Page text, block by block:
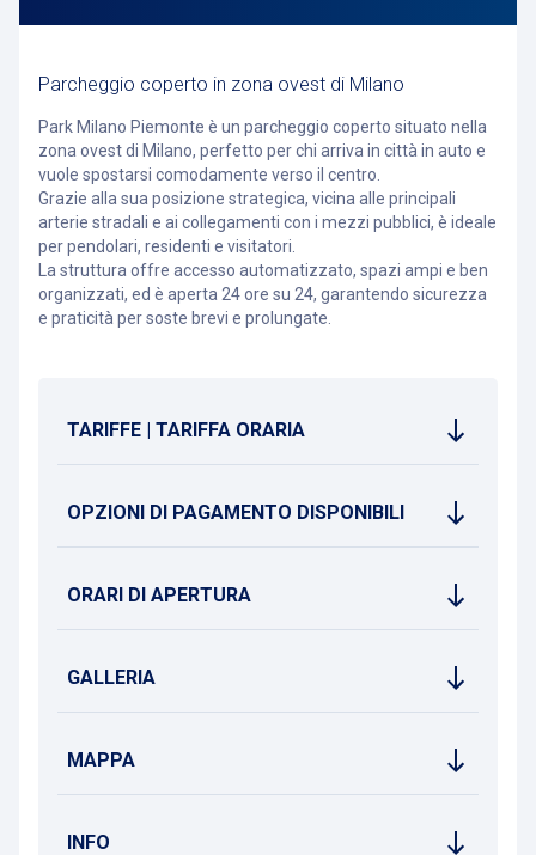
Parcheggio coperto in zona ovest di Milano
Park Milano Piemonte è un parcheggio coperto situato nella
zona ovest di Milano, perfetto per chi arriva in città in auto e
vuole spostarsi comodamente verso il centro.
Grazie alla sua posizione strategica, vicina alle principali
arterie stradali e ai collegamenti con i mezzi pubblici, è ideale
per pendolari, residenti e visitatori.
La struttura offre accesso automatizzato, spazi ampi e ben
organizzati, ed è aperta 24 ore su 24, garantendo sicurezza
e praticità per soste brevi e prolungate.
TARIFFE | TARIFFA ORARIA
OPZIONI DI PAGAMENTO DISPONIBILI
ORARI DI APERTURA
GALLERIA
MAPPA
INFO